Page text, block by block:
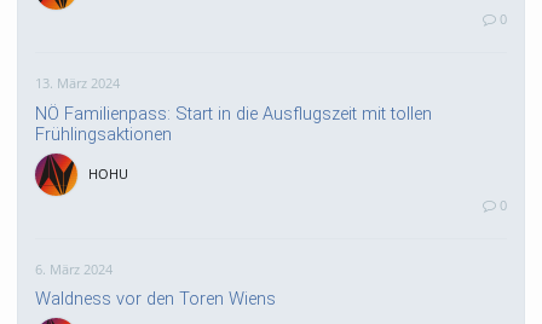
0
13. März 2024
NÖ Familienpass: Start in die Ausflugszeit mit tollen
Frühlingsaktionen
HOHU
0
6. März 2024
Waldness vor den Toren Wiens